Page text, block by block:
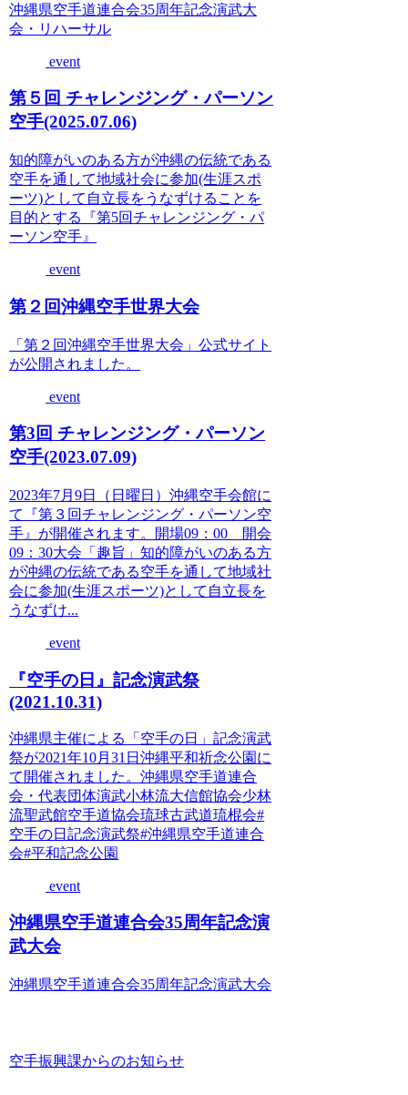
沖縄県空手道連合会35周年記念演武大
会・リハーサル
event
第５回 チャレンジング・パーソン
空手(2025.07.06)
知的障がいのある方が沖縄の伝統である
空手を通して地域社会に参加(生涯スポ
ーツ)として自立長をうなずけることを
目的とする『第5回チャレンジング・パ
ーソン空手』
event
第２回沖縄空手世界大会
「第２回沖縄空手世界大会」公式サイト
が公開されました。
event
第3回 チャレンジング・パーソン
空手(2023.07.09)
2023年7月9日（日曜日）沖縄空手会館に
て『第３回チャレンジング・パーソン空
手』が開催されます。開場09：00 開会
09：30大会「趣旨」知的障がいのある方
が沖縄の伝統である空手を通して地域社
会に参加(生涯スポーツ)として自立長を
うなずけ...
event
『空手の日』記念演武祭
(2021.10.31)
沖縄県主催による「空手の日」記念演武
祭が2021年10月31日沖縄平和祈念公園に
て開催されました。沖縄県空手道連合
会・代表団体演武小林流大信館協会少林
流聖武館空手道協会琉球古武道琉棍会#
空手の日記念演武祭#沖縄県空手道連合
会#平和記念公園
event
沖縄県空手道連合会35周年記念演
武大会
沖縄県空手道連合会35周年記念演武大会
空手振興課からのお知らせ